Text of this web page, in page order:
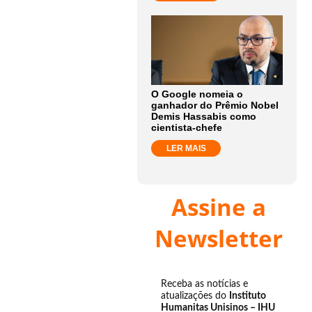
O Google nomeia o
ganhador do Prêmio Nobel
Demis Hassabis como
cientista-chefe
LER MAIS
Assine a
Newsletter
Receba as notícias e
atualizações do Instituto
Humanitas Unisinos – IHU